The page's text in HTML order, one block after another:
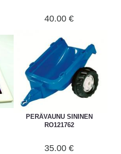
40.00 €
PERÄVAUNU SININEN
RO121762
35.00 €